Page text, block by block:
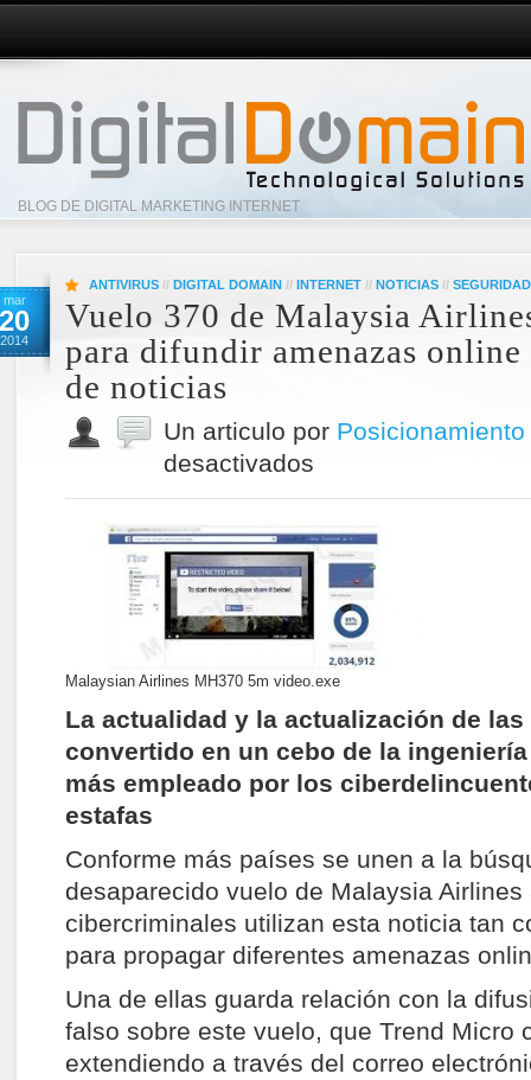
BLOG DE DIGITAL MARKETING INTERNET
mar
20
2014
ANTIVIRUS // DIGITAL DOMAIN // INTERNET // NOTICIAS // SEGURIDAD
Vuelo 370 de Malaysia
para difundir amenazas
de noticias
Un articulo por Posicionamiento
desactivados
Malaysian Airlines MH370 5m video.exe
La actualidad y la actualización de
convertido en un cebo de la
más empleado por los
estafas
Conforme más países se unen a la
desaparecido vuelo de Malaysia Airlines
cibercriminales utilizan esta noticia tan
para propagar diferentes amenazas
Una de ellas guarda relación con la
falso sobre este vuelo, que Trend Micro
extendiendo a través del correo